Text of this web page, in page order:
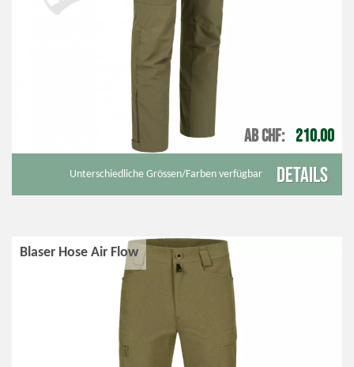
AB CHF 210.00
Unterschiedliche Grössen/Farben verfügbar Details
Blaser Hose Air Flow